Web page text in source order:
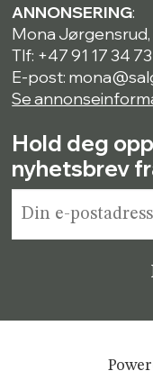
ANNONSERING:
Mona
Tlf: +47 91 17 34 73
E-post:
Se
Hold deg
nyhetsbrev